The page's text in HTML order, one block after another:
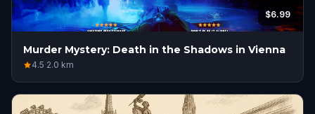
$6.99
Murder Mystery: Death in the Shadows in Vienna
4.5·2.0 km